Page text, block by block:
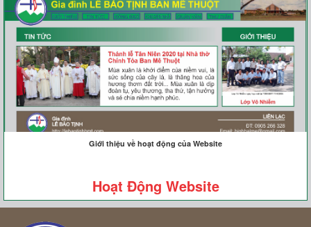
Giới thiệu về hoạt động của Website
Hoạt Động Website